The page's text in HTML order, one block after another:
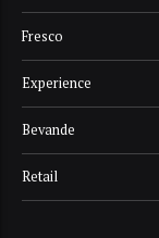
Fresco
Experience
Bevande
Retail